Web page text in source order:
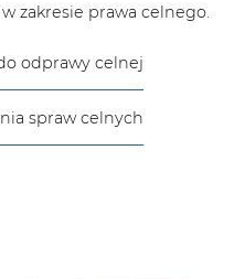
zakresie prawa celnego.
odprawy celnej
spraw celnych